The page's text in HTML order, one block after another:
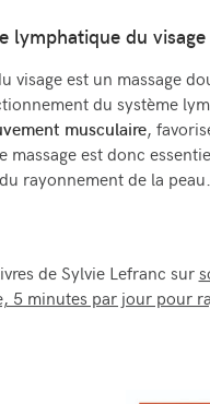
lymphatique du visage
visage est un massage
du système
musculaire,
massage est donc
rayonnement de la peau.
de Sylvie Lefranc sur
5 minutes par jour pour